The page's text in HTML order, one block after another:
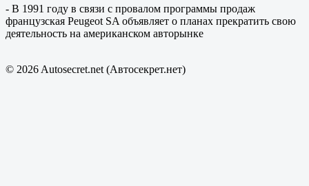
- В 1991 году в связи с провалом программы продаж
французская Peugeot SA объявляет о планах прекратить свою
деятельность на американском авторынке
© 2026 Autosecret.net (Автосекрет.нет)